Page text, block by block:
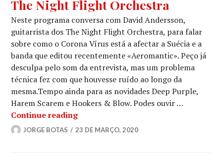
The Night Flight Orchestra
Neste programa conversa com David Andersson,
guitarrista dos The Night Flight Orchestra, para falar
sobre como o Corona Vírus está a afectar a Suécia e a
banda que editou recentemente «Aeromantic». Peço já
desculpa pelo som da entrevista, mas um problema
técnica fez com que houvesse ruído ao longo da
mesma.Tempo ainda para as novidades Deep Purple,
Harem Scarem e Hookers & Blow. Podes ouvir …
Continue readingMETAL GLOBAL #491: Especial The
JORGE BOTAS 23 DE MARÇO, 2020